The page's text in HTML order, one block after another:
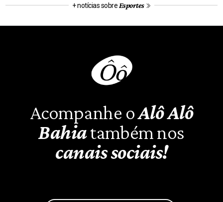
+ notícias sobre Esportes
Acompanhe oAlô Alô
Bahiatambém nos
canais sociais!